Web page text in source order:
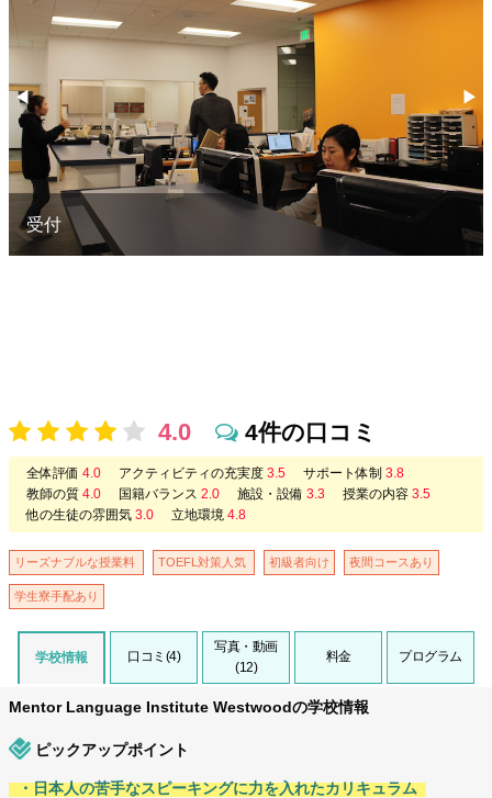
Previous
◀︎ ▶︎
受付
4.0 4件の口コミ
全体評価 4.0 アクティビティの充実度 3.5 サポート体制 3.8
教師の質 4.0 国籍バランス 2.0 施設・設備 3.3 授業の内容 3.5
他の生徒の雰囲気 3.0 立地環境 4.8
リーズナブルな授業料 TOEFL対策人気 初級者向け 夜間コースあり
学生寮手配あり
学校情報 口コミ(4)
写真・動画
(12)
料金 プログラム
Mentor Language Institute Westwoodの学校情報
ピックアップポイント
・日本人の苦手なスピーキングに力を入れたカリキュラム